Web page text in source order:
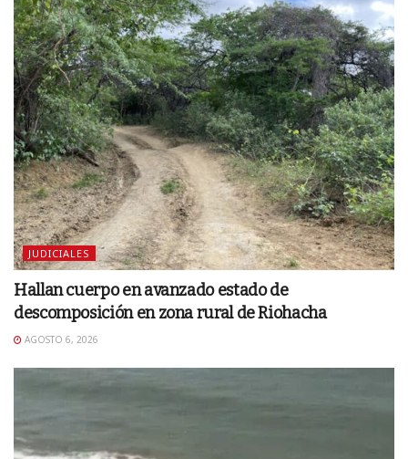
JUDICIALES
Hallan cuerpo en avanzado estado de
descomposición en zona rural de Riohacha
AGOSTO 6, 2026